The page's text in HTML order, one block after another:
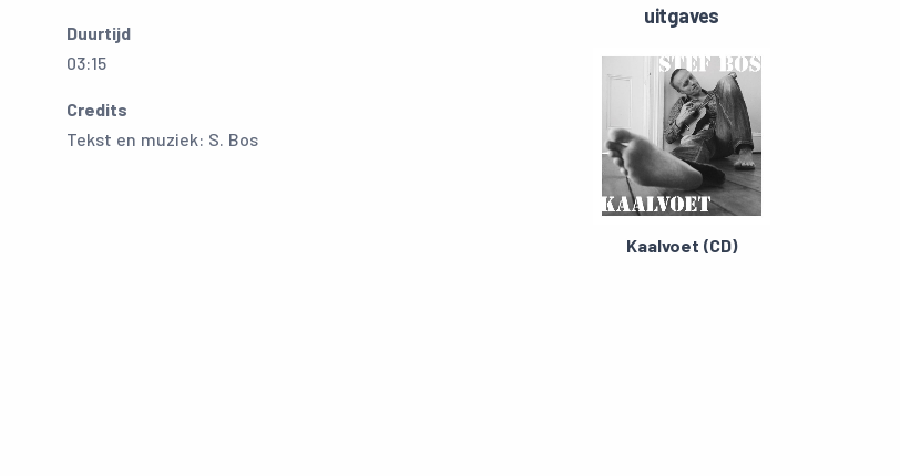
Duurtijd
03:15
Credits
Tekst en muziek: S. Bos
uitgaves
Kaalvoet (CD)